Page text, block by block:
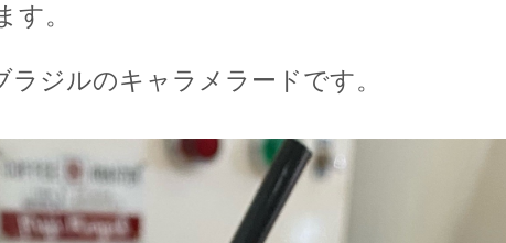
す。
ラジルのキャラメラードです。